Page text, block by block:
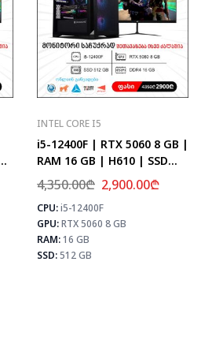
⚡ MAX FPS
CS2
278
PUBG
171
Fortnite
202
INTEL CORE I5
i5-12400F | RTX 5060 8 GB |
RAM 16 GB | H610 | SSD
512 GB
4,350.00₾ 2,900.00₾
CPU:i5-12400F
GPU:RTX 5060 8 GB
RAM:16 GB
SSD:512 GB